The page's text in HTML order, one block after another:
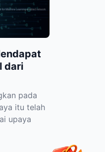
dari
pada
itu telah
upaya